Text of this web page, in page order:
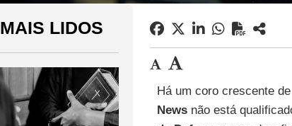
MAIS LIDOS
Há um coro crescente
Newsnão está